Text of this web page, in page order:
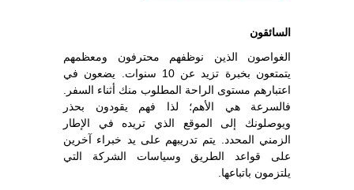
السائقون
الغواصون الذين نوظفهم محترفون ومعظمهم
يتمتعون بخبرة تزيد عن 10 سنوات. يضعون في
اعتبارهم مستوى الراحة المطلوب منك أثناء السفر.
فالسرعة هي الأهم؛ لذا فهم يقودون بحذر
ويوصلونك إلى الموقع الذي تريده في الإطار
الزمني المحدد. يتم تدريبهم على يد خبراء آخرين
على قواعد الطريق وسياسات الشركة التي
يلتزمون باتباعها.